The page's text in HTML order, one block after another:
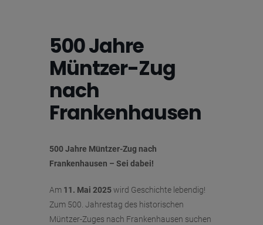
500 Jahre
Müntzer-Zug
nach
Frankenhausen
500 Jahre Müntzer-Zug nach
Frankenhausen – Sei dabei!
Am 11. Mai 2025wird Geschichte lebendig!
Zum 500. Jahrestag des historischen
Müntzer-Zuges nach Frankenhausen suchen